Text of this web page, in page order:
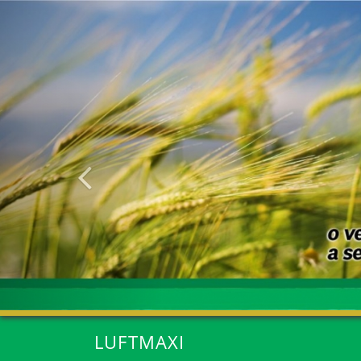
Anterior
LUFTMAXI